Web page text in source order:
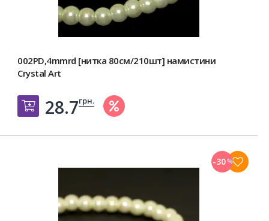
002PD,4mmrd [нитка 80см/210шт] намистини
Crystal Art
Добавить в корзину
28.7грн.
-30%